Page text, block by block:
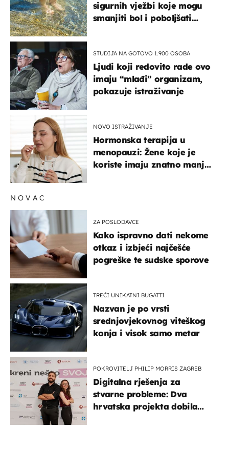
sigurnih vježbi koje mogu
smanjiti bol i poboljšati
STUDIJA NA GOTOVO 1.900 OSOBA
Ljudi koji redovito rade ovo
imaju “mlađi” organizam,
pokazuje istraživanje
NOVO ISTRAŽIVANJE
Hormonska terapija u
menopauzi: Žene koje je
koriste imaju znatno manji
NOVAC
ZA POSLODAVCE
Kako ispravno dati nekome
otkaz i izbjeći najčešće
pogreške te sudske sporove
TREĆI UNIKATNI BUGATTI
Nazvan je po vrsti
srednjovjekovnog viteškog
konja i visok samo metar
POKROVITELJ PHILIP MORRIS ZAGREB
Digitalna rješenja za
stvarne probleme: Dva
hrvatska projekta dobila